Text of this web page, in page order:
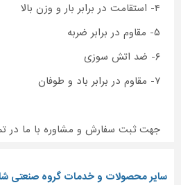
۴- استقامت در برابر بار و وزن بالا
۵- مقاوم در برابر ضربه
۶- ضد اتش سوزی
۷- مقاوم در برابر باد و طوفان
جهت ثبت سفارش و مشاوره با ما در
سایر محصولات و خدمات گروه صنعتی